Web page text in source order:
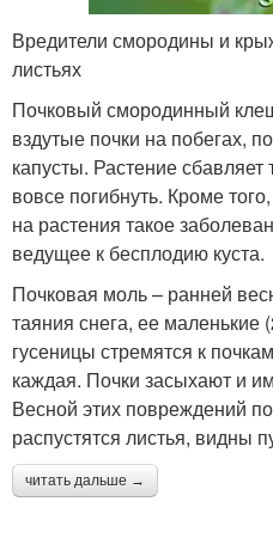
Вредители смородины и
листьях
Почковый смородинный
вздутые почки на побегах,
капусты. Растение
вовсе погибнуть. Кроме
на растения такое
ведущее к бесплодию куста.
Почковая моль – ранней
таяния снега, ее
гусеницы стремятся к
каждая. Почки засыхают и
Весной этих повреждений
распустятся листья, видны
читать дальше →